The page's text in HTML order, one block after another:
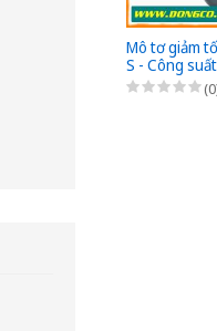
Mô tơ giảm
S - Công
1/600 - Chân
220/380VAC